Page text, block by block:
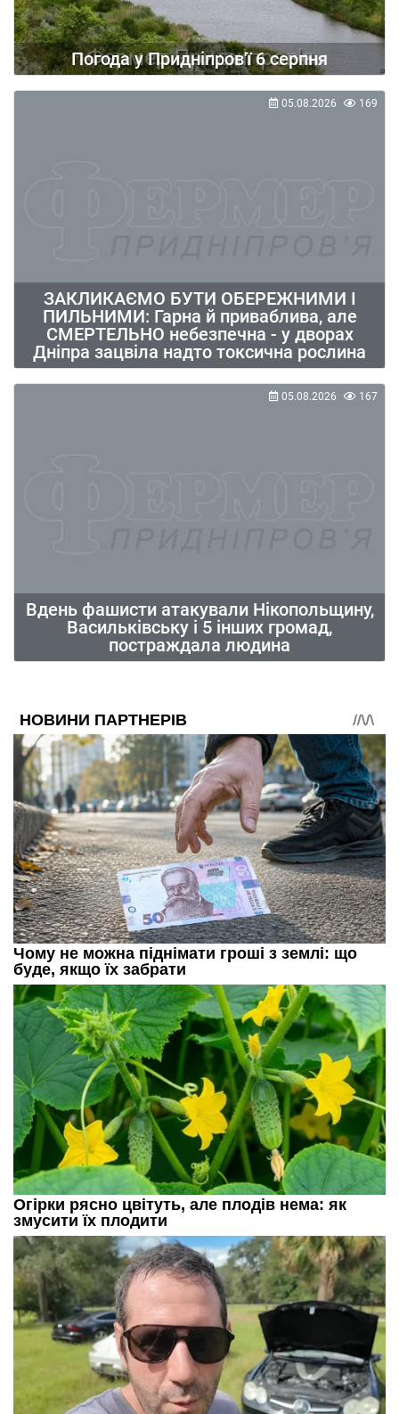
Погода у Придніпров'ї 6 серпня
ЗАКЛИКАЄМО БУТИ ОБЕРЕЖНИМИ І
ПИЛЬНИМИ: Гарна й приваблива, але
СМЕРТЕЛЬНО небезпечна - у дворах
Дніпра зацвіла надто токсична рослина
05.08.2026 169
Вдень фашисти атакували Нікопольщину,
Васильківську і 5 інших громад,
постраждала людина
05.08.2026 167